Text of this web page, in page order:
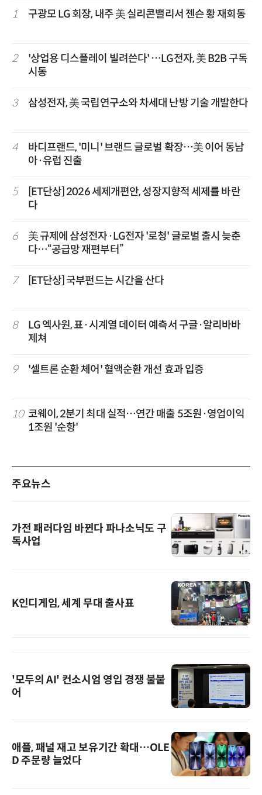
1 구광모 LG 회장, 내주 美 실리콘밸리서 젠슨 황 재회동
2
'상업용 디스플레이 빌려쓴다' …LG전자, 美 B2B 구독
시동
3 삼성전자, 美 국립연구소와 차세대 난방 기술 개발한다
4
바디프랜드, '미니' 브랜드 글로벌 확장…美 이어 동남
아·유럽 진출
5
[ET단상] 2026 세제개편안, 성장지향적 세제를 바란
다
6
美 규제에 삼성전자·LG전자 '로청' 글로벌 출시 늦춘
다…“공급망 재편부터”
7 [ET단상] 국부펀드는 시간을 산다
8
LG 엑사원, 표·시계열 데이터 예측서 구글·알리바바
제쳐
9 '셀트론 순환 체어' 혈액순환 개선 효과 입증
10 코웨이, 2분기 최대 실적…연간 매출 5조원·영업이익
1조원 '순항'
주요뉴스
가전 패러다임 바뀐다 파나소닉도 구
독사업
K인디게임, 세계 무대 출사표
'모두의 AI' 컨소시엄 영입 경쟁 불붙
어
애플, 패널 재고 보유기간 확대…OLE
D 주문량 늘었다